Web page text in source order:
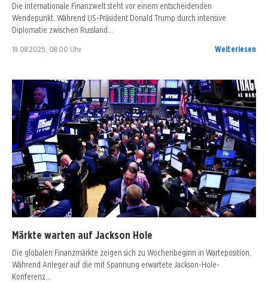
Die internationale Finanzwelt steht vor einem entscheidenden
Wendepunkt. Während US-Präsident Donald Trump durch intensive
Diplomatie zwischen Russland…
19.08.2025, 08:00 Uhr Weiterlesen
Märkte warten auf Jackson Hole
Die globalen Finanzmärkte zeigen sich zu Wochenbeginn in Warteposition.
Während Anleger auf die mit Spannung erwartete Jackson-Hole-
Konferenz…